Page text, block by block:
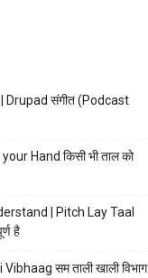
संगीत (Podcast
Hand किसी भी ताल को
| Pitch Lay Taal
है
सम ताली खाली विभाग